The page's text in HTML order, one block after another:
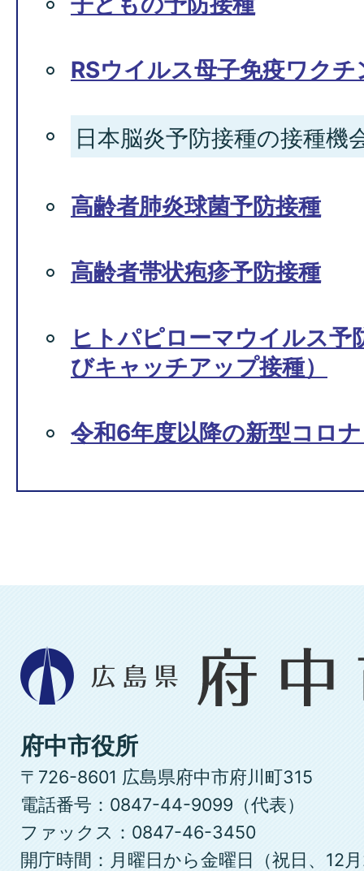
RSウイルス母子免疫ワクチ
日本脳炎予防接種の接種機
高齢者肺炎球菌予防接種
高齢者帯状疱疹予防接種
ヒトパピローマウイルス予
びキャッチアップ接種）
令和6年度以降の新型コロ
広
島
県
府
中
市
府中市役所
〒726-8601 広島県府中市府川町315
電話番号：0847-44-9099（代表）
ファックス：0847-46-3450
開庁時間：月曜日から金曜日（祝日、12